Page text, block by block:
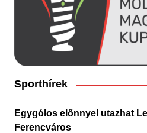
Sporthírek
Egygólos előnnyel utazhat
Ferencváros